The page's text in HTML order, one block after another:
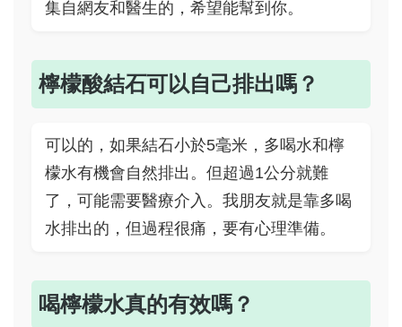
集自網友和醫生的，希望能幫到你。
檸檬酸結石可以自己排出嗎？
可以的，如果結石小於5毫米，多喝水和檸
檬水有機會自然排出。但超過1公分就難
了，可能需要醫療介入。我朋友就是靠多喝
水排出的，但過程很痛，要有心理準備。
喝檸檬水真的有效嗎？